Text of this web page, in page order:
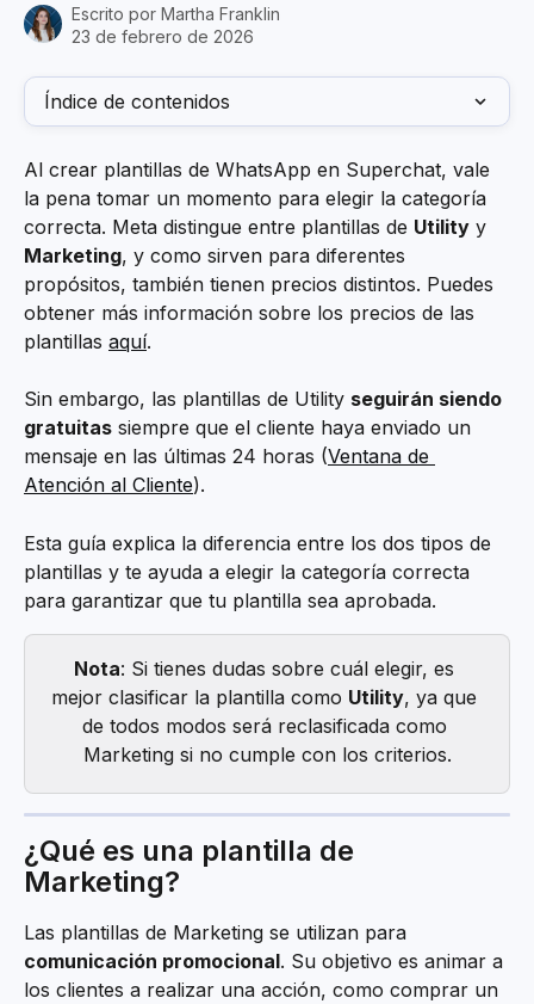
Escrito por Martha Franklin
23 de febrero de 2026
Índice de contenidos
Al crear plantillas de WhatsApp en Superchat, vale
la pena tomar un momento para elegir la categoría
correcta. Meta distingue entre plantillas de Utility y
Marketing, y como sirven para diferentes
propósitos, también tienen precios distintos. Puedes
obtener más información sobre los precios de las
plantillas aquí.
Sin embargo, las plantillas de Utility seguirán siendo
gratuitas siempre que el cliente haya enviado un
mensaje en las últimas 24 horas (Ventana de
Atención al Cliente).
Esta guía explica la diferencia entre los dos tipos de
plantillas y te ayuda a elegir la categoría correcta
para garantizar que tu plantilla sea aprobada.
Nota: Si tienes dudas sobre cuál elegir, es
mejor clasificar la plantilla como Utility, ya que
de todos modos será reclasificada como
Marketing si no cumple con los criterios.
¿Qué es una plantilla de
Marketing?
Las plantillas de Marketing se utilizan para
comunicación promocional. Su objetivo es animar a
los clientes a realizar una acción, como comprar un